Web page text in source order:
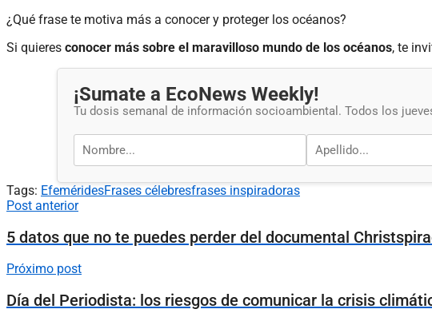
¿Qué frase te motiva más a conocer y proteger los océanos?
Si quieres conocer más sobre el maravilloso mundo de los océanos, te
¡Sumate a EcoNews Weekly!
Tu dosis semanal de información socioambiental. Todos los
Tags: EfeméridesFrases célebresfrases inspiradoras
Post anterior
5 datos que no te puedes perder del documental
Próximo post
Día del Periodista: los riesgos de comunicar la crisis